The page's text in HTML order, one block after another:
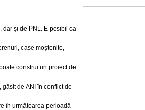
dar și de PNL. E posibil ca
case moștenite,
construi un proiect de
de ANI în conflict de
în următoarea perioadă